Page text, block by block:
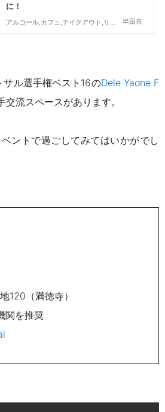
半田市
に！
アルコール,カフェ,テイクアウト,リニューアル,イベント
ル選手権ベスト16のDele Yaone F
交流スペースがあります。
ントで過ごしてみてはいかがでし
120（満徳寺）
関を推奨